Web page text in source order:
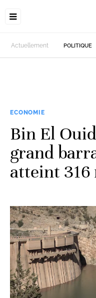
Actuellement POLITIQUE
ECONOMIE
Bin El
grand
atteint 316